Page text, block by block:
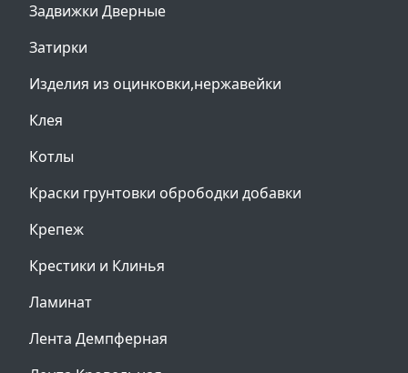
Задвижки Дверные
Затирки
Изделия из оцинковки,нержавейки
Клея
Котлы
Краски грунтовки обрободки добавки
Крепеж
Крестики и Клинья
Ламинат
Лента Демпферная